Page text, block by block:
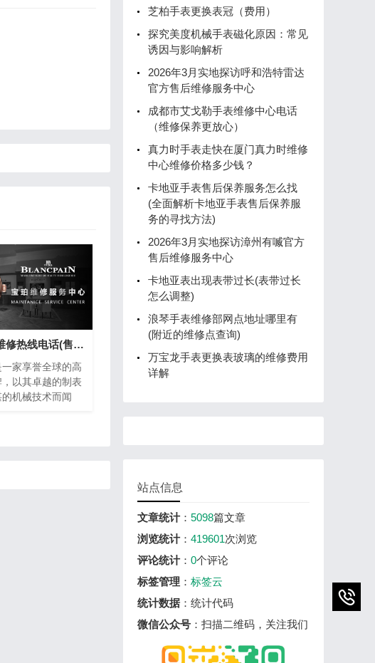
宝珀手表维修热线电话(售后服务专线)
家享誉全球的高
以其卓越的制表
机械技术而闻
芝柏手表更换表冠（费用）
探究美度机械手表磁化原因：常见
诱因与影响解析
2026年3月实地探访呼和浩特雷达
官方售后维修服务中心
成都市艾戈勒手表维修中心电话
（维修保养更放心）
真力时手表走快在厦门真力时维修
中心维修价格多少钱？
卡地亚手表售后保养服务怎么找
(全面解析卡地亚手表售后保养服
务的寻找方法)
2026年3月实地探访漳州有喴官方
售后维修服务中心
卡地亚表出现表带过长(表带过长
怎么调整)
浪琴手表维修部网点地址哪里有
(附近的维修点查询)
万宝龙手表更换表玻璃的维修费用
详解
站点信息
文章统计： 5098篇文章
浏览统计： 419601次浏览
评论统计： 0个评论
标签管理 ： 标签云
统计数据 ：统计代码
微信公众号 ：扫描二维码，关注我们